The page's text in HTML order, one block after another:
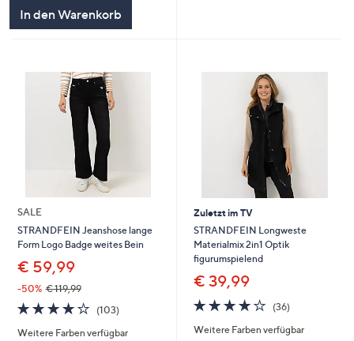
In den Warenkorb
SALE
STRANDFEIN Jeanshose lange
Form Logo Badge weites Bein
€ 59,99
-50% € 119,99
4.2
von
5
(103)103
Weitere Farben verfügbar
Zuletzt im TV
STRANDFEIN Longweste
Materialmix 2in1 Optik
figurumspielend
€ 39,99
4.1
von
5
(36)36
Weitere Farben verfügbar